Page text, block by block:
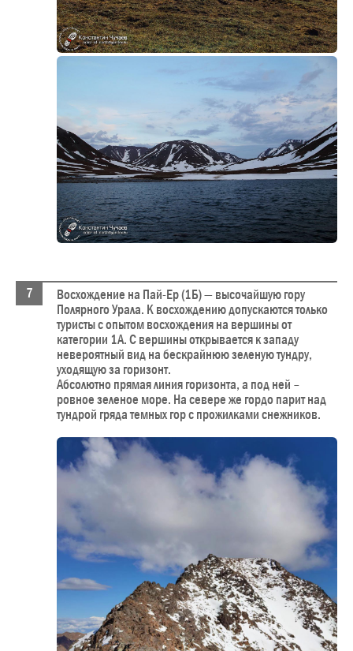
Восхождение на Пай-Ер (1Б) — высочайшую гору
Полярного Урала. К восхождению допускаются только
туристы с опытом восхождения на вершины от
категории 1А. С вершины открывается к западу
невероятный вид на бескрайнюю зеленую тундру,
уходящую за горизонт.
Абсолютно прямая линия горизонта, а под ней –
ровное зеленое море. На севере же гордо парит над
тундрой гряда темных гор с прожилками снежников.